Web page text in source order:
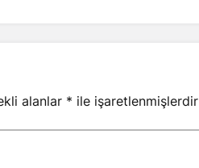
alanlar * ile işaretlenmişlerdir